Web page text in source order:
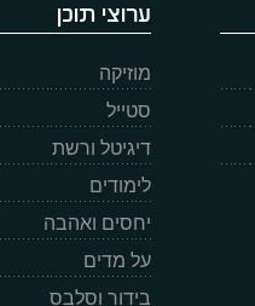
ערוצי תוכן
מוזיקה
סטייל
דיגיטל ורשת
לימודים
יחסים ואהבה
על מדים
בידור וסלבס